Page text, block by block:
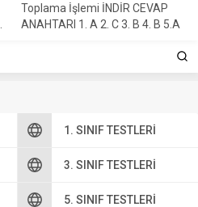
1. SINIF TESTLERI
3. SINIF TESTLERI
5. SINIF TESTLERI
Toplama İşlemi İNDİR CEVAP
ANAHTARI 1. A 2. C 3. B 4. B 5.A